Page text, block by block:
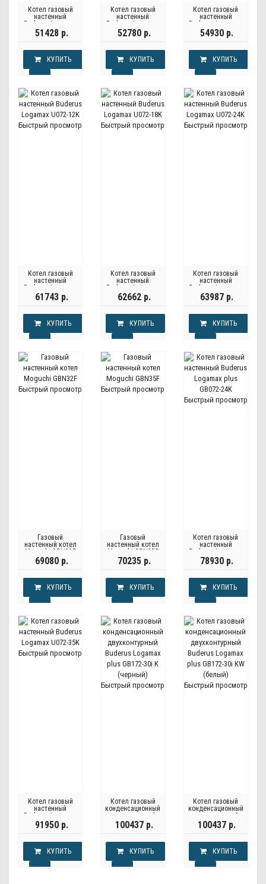
Котел газовый
настенный
Buderus Logamax
U054-24K
51428 р.
КУПИТЬ
Котел газовый
настенный
Buderus Logamax
U052-24K
52780 р.
КУПИТЬ
Котел газовый
настенный
Buderus Logamax
U052-28K
54930 р.
КУПИТЬ
Быстрый просмотр
Котел газовый
настенный
Buderus Logamax
U072-12K
61743 р.
КУПИТЬ
Быстрый просмотр
Котел газовый
настенный
Buderus Logamax
U072-18K
62662 р.
КУПИТЬ
Быстрый просмотр
Котел газовый
настенный
Buderus Logamax
U072-24K
63987 р.
КУПИТЬ
Быстрый просмотр
Газовый
настенный котел
Moguchi GBN32F
69080 р.
КУПИТЬ
Быстрый просмотр
Газовый
настенный котел
Moguchi GBN35F
70235 р.
КУПИТЬ
Быстрый просмотр
Котел газовый
настенный
Buderus Logamax
plus GB072-24K
78930 р.
КУПИТЬ
Быстрый просмотр
Котел газовый
настенный
Buderus Logamax
U072-35K
91950 р.
КУПИТЬ
Быстрый просмотр
Котел газовый
конденсационный
двухконтурный
Buderus Logamax
plus GB172-30i K
100437 р.
КУПИТЬ
Быстрый просмотр
Котел газовый
конденсационный
двухконтурный
Buderus Logamax
plus GB172-30i KW
100437 р.
КУПИТЬ